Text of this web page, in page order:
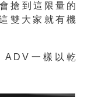
搶到這限量的
雙大家就有機
ADV 一樣以乾